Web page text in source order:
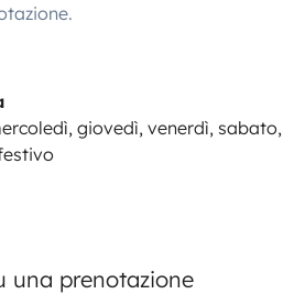
giovedì, venerdì, sabato,
una prenotazione